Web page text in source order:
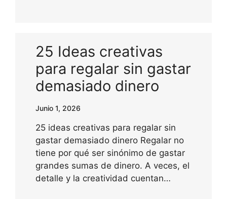
25 Ideas creativas
para regalar sin gastar
demasiado dinero
Junio 1, 2026
25 ideas creativas para regalar sin
gastar demasiado dinero Regalar no
tiene por qué ser sinónimo de gastar
grandes sumas de dinero. A veces, el
detalle y la creatividad cuentan…